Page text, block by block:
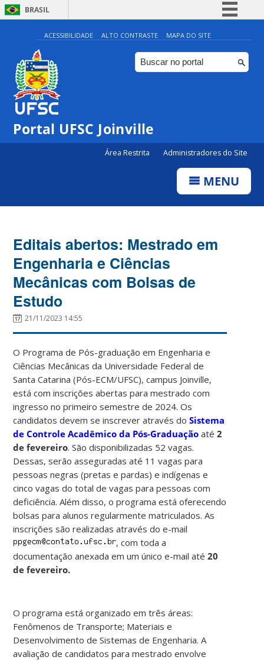
BRASIL
Simplifique!
Comunica BR
Participe
ACESSIBILIDADE ALTO CONTRASTE MAPA DO SITE
Portal UFSC Joinville
Área Restrita Administradores do Site
MENU
Editais abertos: Mestrado em
Engenharia e Ciências
Mecânicas com Bolsas de
Estudo
21/11/2023 14:55
O Programa de Pós-graduação em Engenharia e
Ciências Mecânicas da Universidade Federal de
Santa Catarina (Pós-ECM/UFSC), campus Joinville,
está com inscrições abertas para mestrado com
ingresso no primeiro semestre de 2024. Os
candidatos devem se inscrever através doSistema
de Controle Acadêmico da Pós-Graduação até2
de fevereiro.São disponibilizadas 52 vagas.
Dessas, serão asseguradas até 11 vagas para
pessoas negras (pretas e pardas) e indígenas e
cinco vagas do total de vagas para pessoas com
deficiência. Além disso, o programa está oferecendo
bolsas para alunos regularmente matriculados. As
inscrições são realizadas através do e-mail
, com toda a
documentação anexada em um único e-mail até20
de fevereiro.
O programa está organizado em três áreas:
Fenômenos de Transporte; Materiais e
Desenvolvimento de Sistemas de Engenharia. A
avaliação de candidatos para mestrado envolve